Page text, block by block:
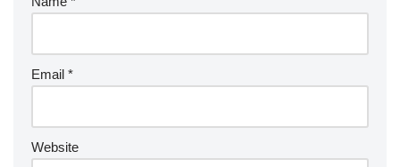
Email *
Website